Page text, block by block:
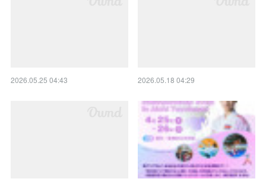
2026.05.25 04:43 2026.05.18 04:29